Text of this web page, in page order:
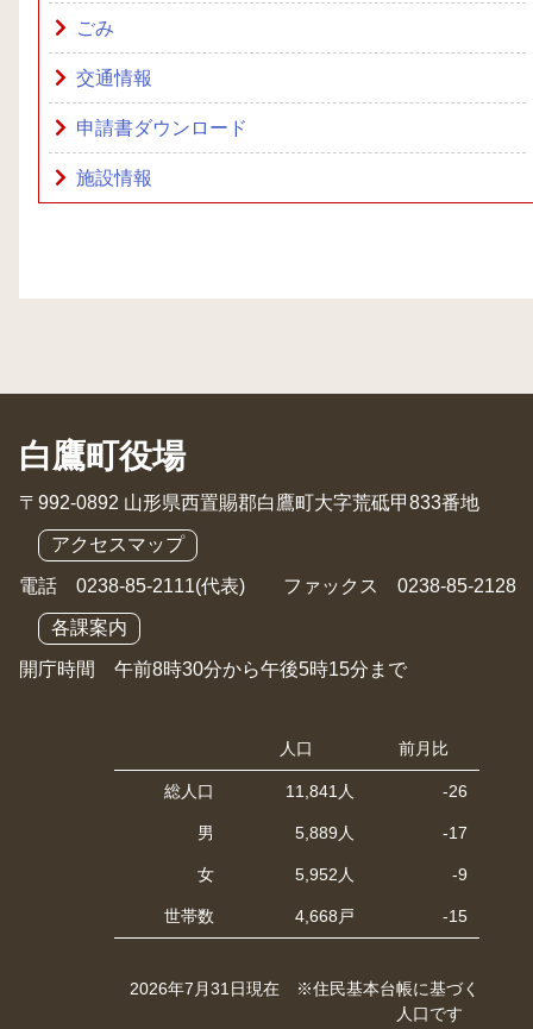
ごみ
交通情報
申請書ダウンロード
施設情報
白鷹町役場
〒992-0892 山形県西置賜郡白鷹町大字荒砥甲833番地
アクセスマップ
電話 0238-85-2111(代表) ファックス 0238-85-2128
各課案内
開庁時間 午前8時30分から午後5時15分まで
人口 前月比
総人口 11,841人 -26
男 5,889人 -17
女 5,952人 -9
世帯数 4,668戸 -15
2026年7月31日現在 ※住民基本台帳に基づく
人口です